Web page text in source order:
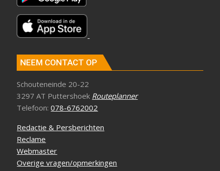
NEEM CONTACT OP
Schouteneinde 20-22
3297 AT Puttershoek Routeplanner
Telefoon:078-6762002
Redactie & Persberichten
Reclame
Webmaster
Overige vragen/opmerkingen